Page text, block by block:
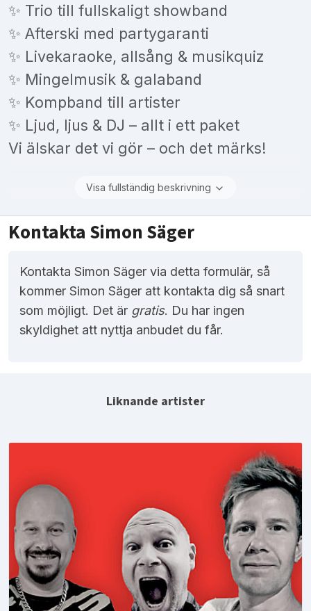
✨ Trio till fullskaligt showband
✨ Afterski med partygaranti
✨ Livekaraoke, allsång & musikquiz
✨ Mingelmusik & galaband
✨ Kompband till artister
✨ Ljud, ljus & DJ – allt i ett paket
Vi älskar det vi gör – och det märks!
Visa fullständig beskrivning
Kontakta Simon Säger
Kontakta Simon Säger via detta formulär, så
kommer Simon Säger att kontakta dig så snart
som möjligt. Det är gratis. Du har ingen
skyldighet att nyttja anbudet du får.
Liknande artister